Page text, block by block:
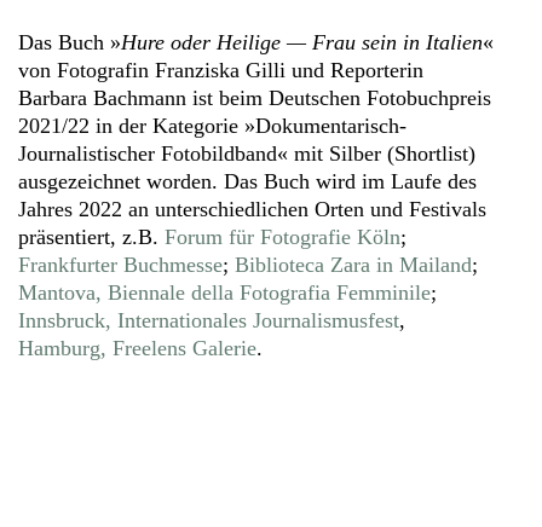
Das Buch »Hure oder Heilige — Frau sein in Italien«
von Fotografin Franziska Gilli und Reporterin
Barbara Bachmann ist beim Deutschen Fotobuchpreis
2021/22 in der Kategorie »Dokumentarisch-
Journalistischer Fotobildband« mit Silber (Shortlist)
ausgezeichnet worden. Das Buch wird im Laufe des
Jahres 2022 an unterschiedlichen Orten und Festivals
präsentiert, z.B. Forum für Fotografie Köln;
Frankfurter Buchmesse; Biblioteca Zara in Mailand;
Mantova, Biennale della Fotografia Femminile;
Innsbruck, Internationales Journalismusfest,
Hamburg, Freelens Galerie.